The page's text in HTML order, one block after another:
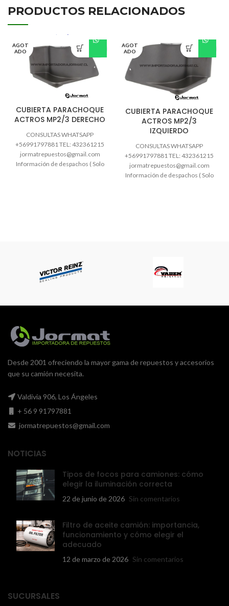
PRODUCTOS RELACIONADOS
AGOT
ADO
CUBIERTA PARACHOQUE
ACTROS MP2/3 DERECHO
CONSULTAS WHATSAPP
+56991797881 TEL: 432361215
jormatrepuestos@gmail.com
Información de despachos ( Solo
AGOT
ADO
CUBIERTA PARACHOQUE
ACTROS MP2/3
IZQUIERDO
CONSULTAS WHATSAPP
+56991797881 TEL: 432361215
jormatrepuestos@gmail.com
Información de despachos ( Solo
Desde 2001 ofreciendo la mayor gama de repuestos y accesorios
que su camión necesita.
Valdivia 906, Los Ángeles
+ 56 9 91797881
jormatrepuestos@gmail.com
NOTICIAS
Tipos de focos para camiones: cómo
elegir la iluminación correcta
22 de junio de 2026 Sin comentarios
Filtro de aceite camión: importancia,
funcionamiento y cómo elegir el
adecuado
12 de marzo de 2026 Sin comentarios
SUCURSALES